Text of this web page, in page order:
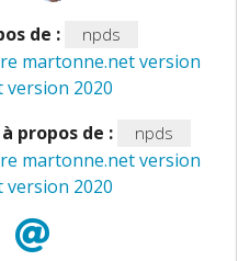
de : npds
martonne.net version
version 2020
propos de :
npds
martonne.net version
version 2020